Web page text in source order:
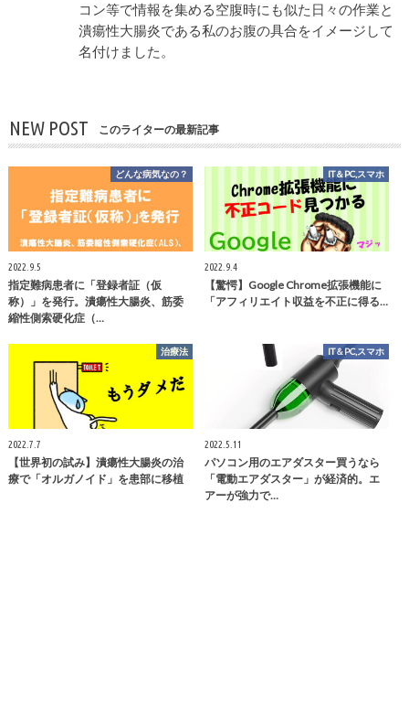
コン等で情報を集める空腹時にも似た日々の作業と
潰瘍性大腸炎である私のお腹の具合をイメージして
名付けました。
NEW POST このライターの最新記事
どんな病気なの？
2022.9.5
指定難病患者に「登録者証（仮
称）」を発行。潰瘍性大腸炎、筋委
縮性側索硬化症（…
IT＆PC,スマホ
2022.9.4
【驚愕】Google Chrome拡張機能に
「アフィリエイト収益を不正に得る…
治療法
2022.7.7
【世界初の試み】潰瘍性大腸炎の治
療で「オルガノイド」を患部に移植
IT＆PC,スマホ
2022.5.11
パソコン用のエアダスター買うなら
「電動エアダスター」が経済的。エ
アーが強力で…